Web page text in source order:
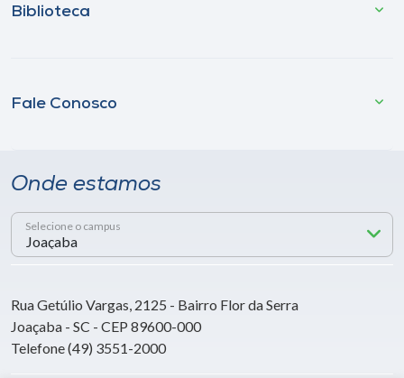
Biblioteca
Fale Conosco
Onde estamos
Selecione o campus
Rua Getúlio Vargas, 2125 - Bairro Flor da Serra
Joaçaba - SC - CEP 89600-000
Telefone (49) 3551-2000